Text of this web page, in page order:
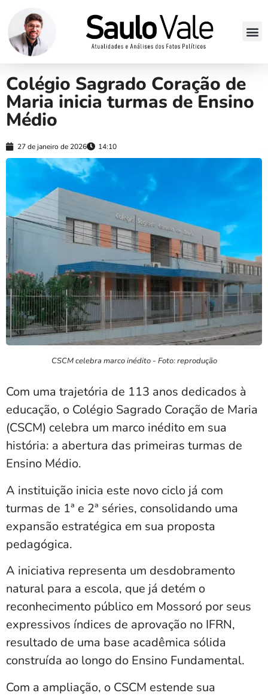
Colégio Sagrado Coração de
Maria inicia turmas de Ensino
Médio
27 de janeiro de 2026 14:10
CSCM celebra marco inédito - Foto: reprodução
Com uma trajetória de 113 anos dedicados à
educação, o Colégio Sagrado Coração de Maria
(CSCM) celebra um marco inédito em sua
história: a abertura das primeiras turmas de
Ensino Médio.
A instituição inicia este novo ciclo já com
turmas de 1ª e 2ª séries, consolidando uma
expansão estratégica em sua proposta
pedagógica.
A iniciativa representa um desdobramento
natural para a escola, que já detém o
reconhecimento público em Mossoró por seus
expressivos índices de aprovação no IFRN,
resultado de uma base acadêmica sólida
construída ao longo do Ensino Fundamental.
Com a ampliação, o CSCM estende sua